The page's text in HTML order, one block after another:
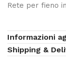
Rete per fieno
Informazioni
Shipping &